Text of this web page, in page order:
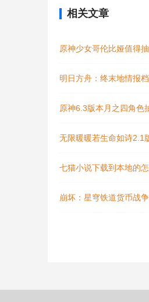
相关文章
原神少女哥伦比娅值得
明日方舟：终末地情报
原神6.3版本月之四角色
无限暖暖若生命如诗2.1
七猫小说下载到本地的
崩坏：星穹铁道货币战